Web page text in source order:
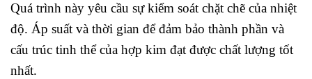
Quá trình này yêu cầu sự kiểm soát chặt chẽ của nhiệt
độ. Áp suất và thời gian để đảm bảo thành phần và
cấu trúc tinh thể của hợp kim đạt được chất lượng tốt
nhất.